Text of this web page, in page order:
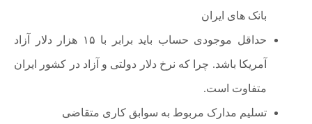
بانک های ایران
حداقل موجودی حساب باید برابر با ۱۵ هزار دلار آزاد
آمریکا باشد. چرا که نرخ دلار دولتی و آزاد در کشور ایران
متفاوت است.
تسلیم مدارک مربوط به سوابق کاری متقاضی